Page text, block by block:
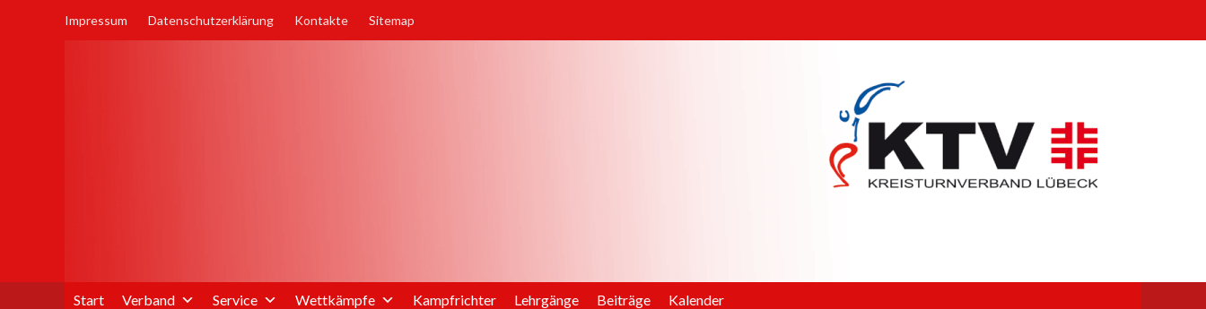
Impressum Datenschutzerklärung Kontakte Sitemap
Start Verband Service Wettkämpfe Kampfrichter Lehrgänge Beiträge Kalender